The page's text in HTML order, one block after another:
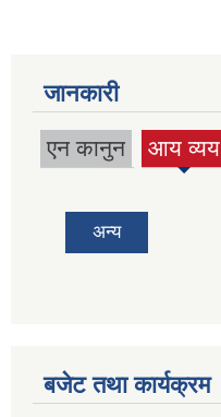
जानकारी
एन कानुन आय व्यय
(active
अन्य
बजेट तथा कार्यक्रम